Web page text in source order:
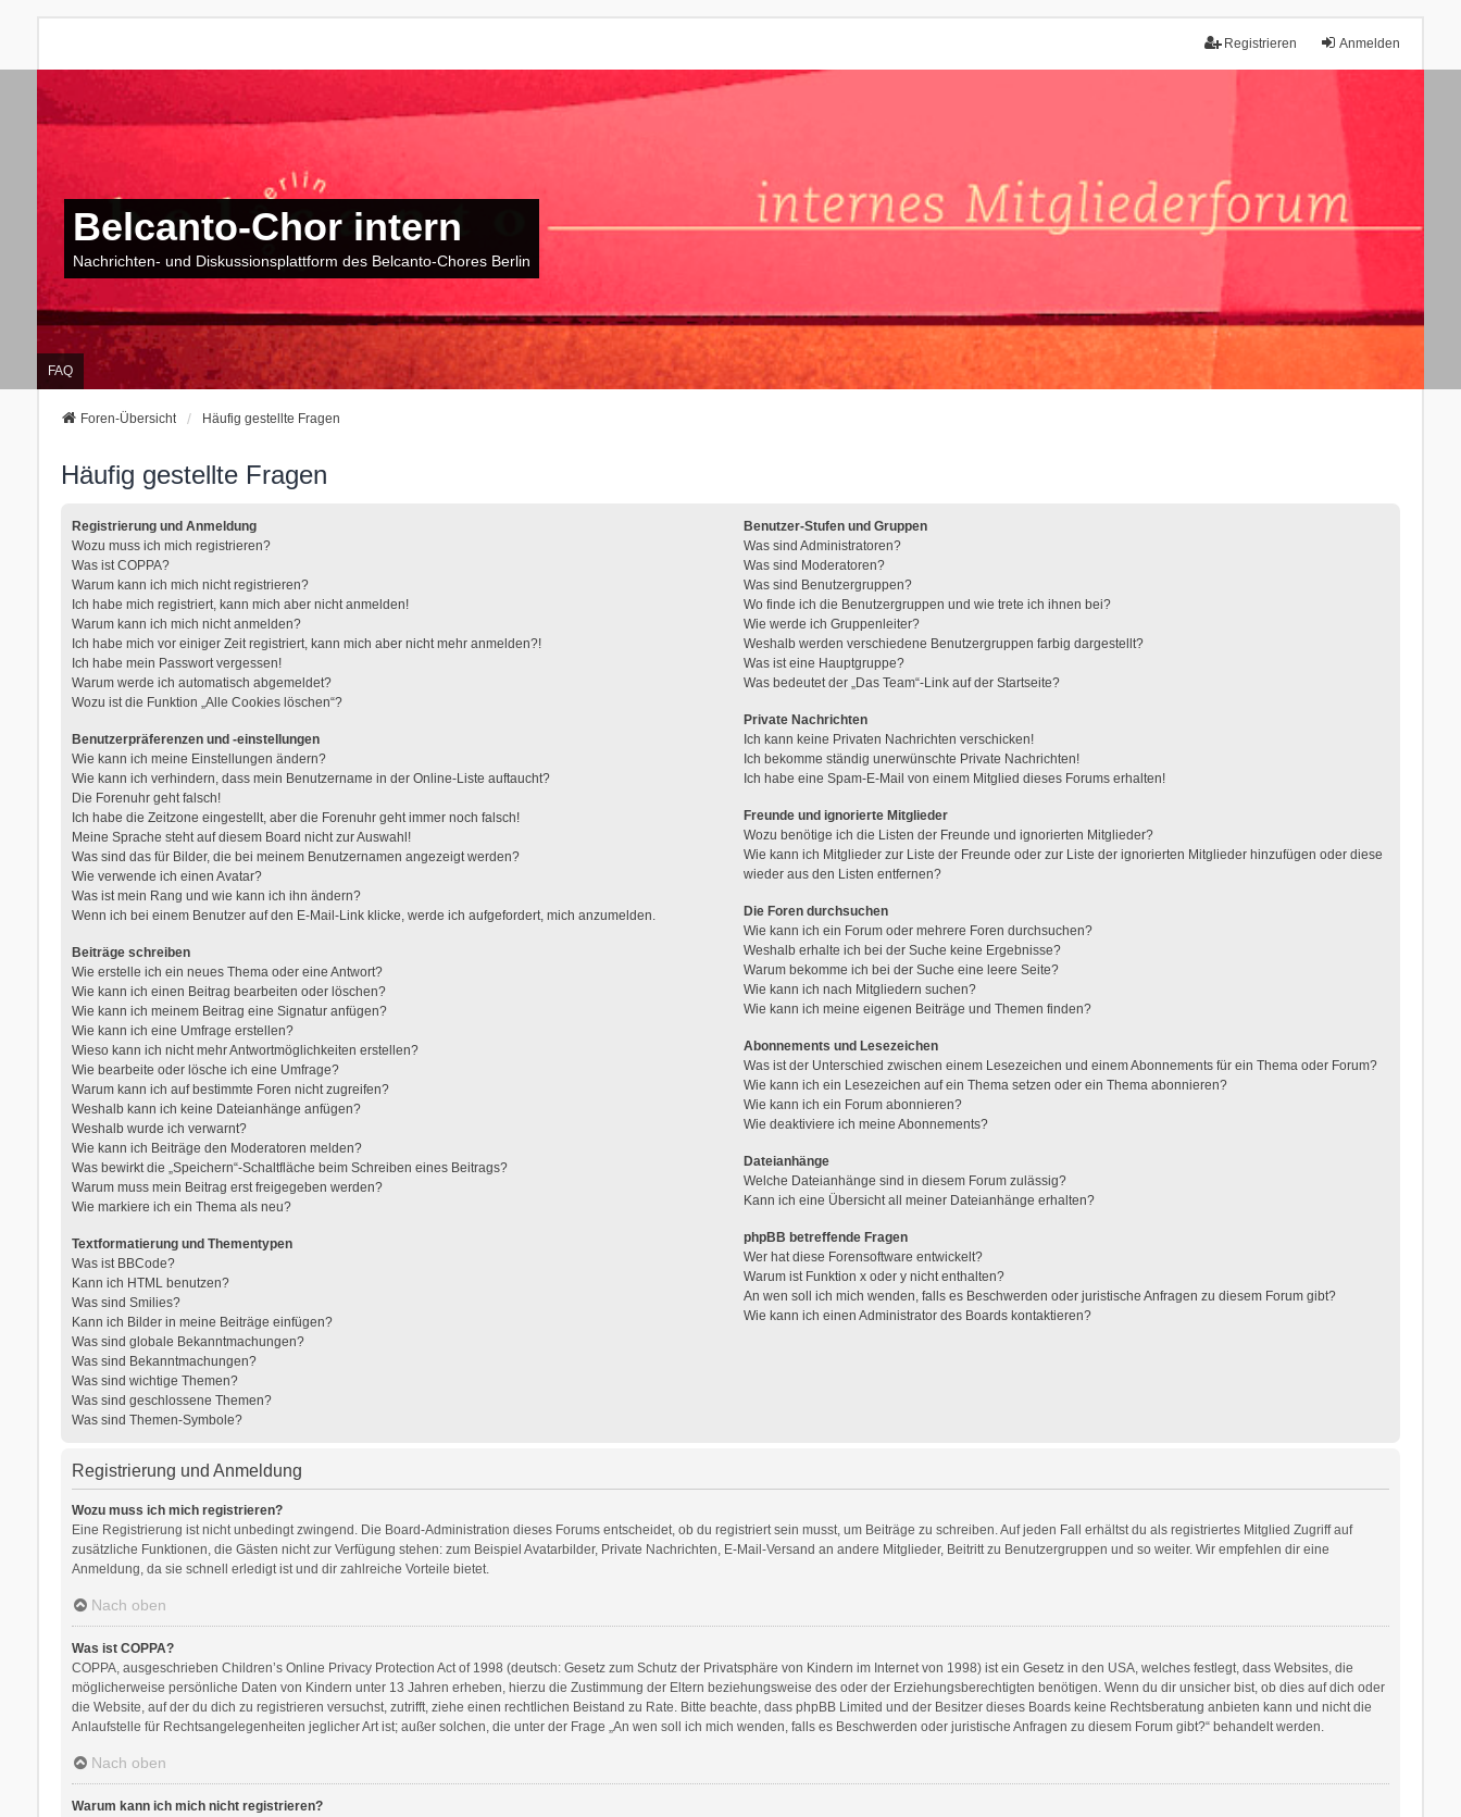
Anmelden
Registrieren
Belcanto-Chor intern
Nachrichten- und Diskussionsplattform des Belcanto-Chores Berlin
FAQ
Foren-Übersicht Häufig gestellte Fragen
Häufig gestellte Fragen
Registrierung und Anmeldung
Wozu muss ich mich registrieren?
Was ist COPPA?
Warum kann ich mich nicht registrieren?
Ich habe mich registriert, kann mich aber nicht anmelden!
Warum kann ich mich nicht anmelden?
Ich habe mich vor einiger Zeit registriert, kann mich aber nicht mehr anmelden?!
Ich habe mein Passwort vergessen!
Warum werde ich automatisch abgemeldet?
Wozu ist die Funktion „Alle Cookies löschen“?
Benutzerpräferenzen und -einstellungen
Wie kann ich meine Einstellungen ändern?
Wie kann ich verhindern, dass mein Benutzername in der Online-Liste auftaucht?
Die Forenuhr geht falsch!
Ich habe die Zeitzone eingestellt, aber die Forenuhr geht immer noch falsch!
Meine Sprache steht auf diesem Board nicht zur Auswahl!
Was sind das für Bilder, die bei meinem Benutzernamen angezeigt werden?
Wie verwende ich einen Avatar?
Was ist mein Rang und wie kann ich ihn ändern?
Wenn ich bei einem Benutzer auf den E-Mail-Link klicke, werde ich aufgefordert, mich anzumelden.
Beiträge schreiben
Wie erstelle ich ein neues Thema oder eine Antwort?
Wie kann ich einen Beitrag bearbeiten oder löschen?
Wie kann ich meinem Beitrag eine Signatur anfügen?
Wie kann ich eine Umfrage erstellen?
Wieso kann ich nicht mehr Antwortmöglichkeiten erstellen?
Wie bearbeite oder lösche ich eine Umfrage?
Warum kann ich auf bestimmte Foren nicht zugreifen?
Weshalb kann ich keine Dateianhänge anfügen?
Weshalb wurde ich verwarnt?
Wie kann ich Beiträge den Moderatoren melden?
Was bewirkt die „Speichern“-Schaltfläche beim Schreiben eines Beitrags?
Warum muss mein Beitrag erst freigegeben werden?
Wie markiere ich ein Thema als neu?
Textformatierung und Thementypen
Was ist BBCode?
Kann ich HTML benutzen?
Was sind Smilies?
Kann ich Bilder in meine Beiträge einfügen?
Was sind globale Bekanntmachungen?
Was sind Bekanntmachungen?
Was sind wichtige Themen?
Was sind geschlossene Themen?
Was sind Themen-Symbole?
Benutzer-Stufen und Gruppen
Was sind Administratoren?
Was sind Moderatoren?
Was sind Benutzergruppen?
Wo finde ich die Benutzergruppen und wie trete ich ihnen bei?
Wie werde ich Gruppenleiter?
Weshalb werden verschiedene Benutzergruppen farbig dargestellt?
Was ist eine Hauptgruppe?
Was bedeutet der „Das Team“-Link auf der Startseite?
Private Nachrichten
Ich kann keine Privaten Nachrichten verschicken!
Ich bekomme ständig unerwünschte Private Nachrichten!
Ich habe eine Spam-E-Mail von einem Mitglied dieses Forums erhalten!
Freunde und ignorierte Mitglieder
Wozu benötige ich die Listen der Freunde und ignorierten Mitglieder?
Wie kann ich Mitglieder zur Liste der Freunde oder zur Liste der ignorierten Mitglieder hinzufügen oder diese
wieder aus den Listen entfernen?
Die Foren durchsuchen
Wie kann ich ein Forum oder mehrere Foren durchsuchen?
Weshalb erhalte ich bei der Suche keine Ergebnisse?
Warum bekomme ich bei der Suche eine leere Seite?
Wie kann ich nach Mitgliedern suchen?
Wie kann ich meine eigenen Beiträge und Themen finden?
Abonnements und Lesezeichen
Was ist der Unterschied zwischen einem Lesezeichen und einem Abonnements für ein Thema oder Forum?
Wie kann ich ein Lesezeichen auf ein Thema setzen oder ein Thema abonnieren?
Wie kann ich ein Forum abonnieren?
Wie deaktiviere ich meine Abonnements?
Dateianhänge
Welche Dateianhänge sind in diesem Forum zulässig?
Kann ich eine Übersicht all meiner Dateianhänge erhalten?
phpBB betreffende Fragen
Wer hat diese Forensoftware entwickelt?
Warum ist Funktion x oder y nicht enthalten?
An wen soll ich mich wenden, falls es Beschwerden oder juristische Anfragen zu diesem Forum gibt?
Wie kann ich einen Administrator des Boards kontaktieren?
Registrierung und Anmeldung
Wozu muss ich mich registrieren?
Eine Registrierung ist nicht unbedingt zwingend. Die Board-Administration dieses Forums entscheidet, ob du registriert sein musst, um Beiträge zu schreiben. Auf jeden Fall erhältst du als registriertes Mitglied Zugriff auf
zusätzliche Funktionen, die Gästen nicht zur Verfügung stehen: zum Beispiel Avatarbilder, Private Nachrichten, E-Mail-Versand an andere Mitglieder, Beitritt zu Benutzergruppen und so weiter. Wir empfehlen dir eine
Anmeldung, da sie schnell erledigt ist und dir zahlreiche Vorteile bietet.
Nach oben
Was ist COPPA?
COPPA, ausgeschrieben Children’s Online Privacy Protection Act of 1998 (deutsch: Gesetz zum Schutz der Privatsphäre von Kindern im Internet von 1998) ist ein Gesetz in den USA, welches festlegt, dass Websites, die
möglicherweise persönliche Daten von Kindern unter 13 Jahren erheben, hierzu die Zustimmung der Eltern beziehungsweise des oder der Erziehungsberechtigten benötigen. Wenn du dir unsicher bist, ob dies auf dich oder
die Website, auf der du dich zu registrieren versuchst, zutrifft, ziehe einen rechtlichen Beistand zu Rate. Bitte beachte, dass phpBB Limited und der Besitzer dieses Boards keine Rechtsberatung anbieten kann und nicht die
Anlaufstelle für Rechtsangelegenheiten jeglicher Art ist; außer solchen, die unter der Frage „An wen soll ich mich wenden, falls es Beschwerden oder juristische Anfragen zu diesem Forum gibt?“ behandelt werden.
Nach oben
Warum kann ich mich nicht registrieren?